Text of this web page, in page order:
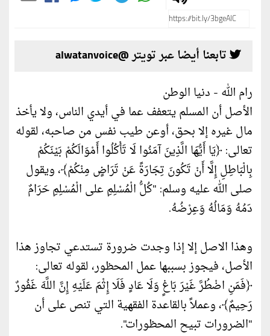
تابعنا أيضا عبر تويتر @alwatanvoice
رام الله - دنيا الوطن
الأصل أن المسلم يتعفف عما في أيدي الناس، ولا يأخذ
مال غيره إلا بحق، أوعن طيب نفس من صاحبه، لقوله
تعالى: ﴿يَا أَيُّهَا الَّذِينَ آمَنُوا لَا تَأْكُلُوا أَمْوَالَكُمْ بَيْنَكُمْ
بِالْبَاطِلِ إِلَّا أَنْ تَكُونَ تِجَارَةً عَنْ تَرَاضٍ مِنْكُمْ﴾، ويقول
صلى الله عليه وسلم: "كُلُّ الْمُسْلِمِ على الْمُسْلِمِ حَرَامٌ
دَمُهُ وَمَالُهُ وَعِرْضُهُ.
وهذا الاصل إلا إذا وجدت ضرورة تستدعي تجاوز هذا
الأصل، فيجوز بسببها عمل المحظور، لقوله تعالى:
﴿فَمَنِ اضْطُرَّ غَيْرَ بَاغٍ وَلَا عَادٍ فَلَا إِثْمَ عَلَيْهِ إِنَّ اللَّهَ غَفُورٌ
رَحِيمٌ﴾، وعملاً بالقاعدة الفقهية التي تنص على أن
"الضرورات تبيح المحظورات".